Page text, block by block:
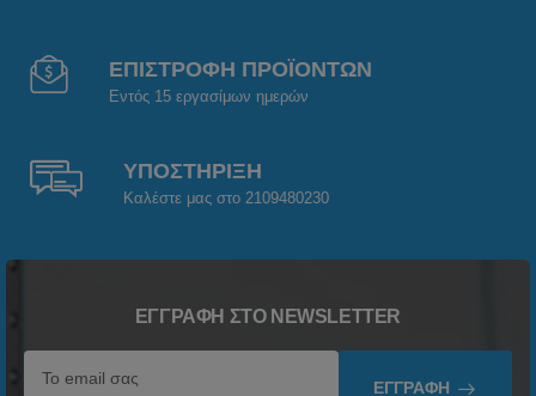
ΕΠΙΣΤΡΟΦΗ ΠΡΟΪΟΝΤΩΝ
Εντός 15 εργασίμων ημερών
ΥΠΟΣΤΗΡΙΞΗ
Καλέστε μας στο 2109480230
ΕΓΓΡΑΦΉ ΣΤΟ NEWSLETTER
ΕΓΓΡΑΦΉ